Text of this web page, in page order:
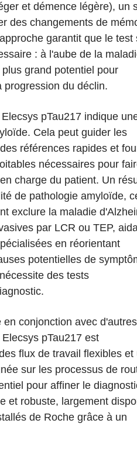
et démence légère), un
des changements de
garantit que le test
: à l'aube de la
grand potentiel pour
progression du déclin.
pTau217 indique
Cela peut guider les
références rapides et
nécessaires pour
charge du patient. Un
de pathologie amyloïde,
exclure la maladie
par LCR ou TEP,
en réorientant
potentielles de
des tests
conjonction avec d'autres
pTau217 est
flux de travail flexibles et
sur les processus de
pour affiner le
et robuste, largement
de Roche grâce à un